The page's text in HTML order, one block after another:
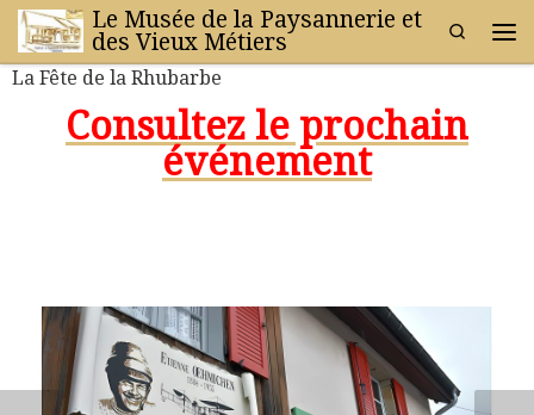
Passer au contenu
Le Musée de la Paysannerie et
des Vieux Métiers
Search
La Fête de la Rhubarbe
Consultez le prochain
événement